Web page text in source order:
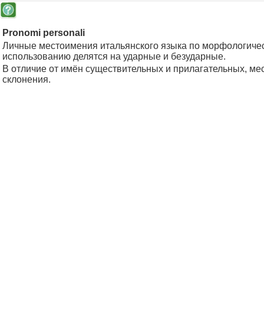
Pronomi personali
Личные местоимения итальянского языка по
использованию делятся на ударные и безударные.
В отличие от имён существительных и прилагательных,
склонения.